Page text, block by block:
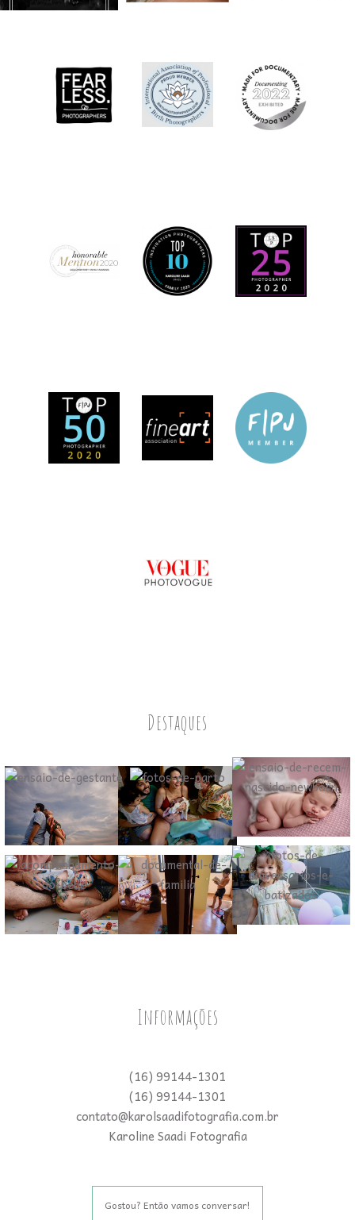
Destaques
Informações
(16) 99144-1301
(16) 99144-1301
contato@karolsaadifotografia.com.br
Karoline Saadi Fotografia
Gostou? Então vamos conversar!